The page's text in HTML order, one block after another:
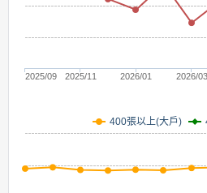
2025/09 2025/11 2026/01 2026/03
400張以上(大戶)